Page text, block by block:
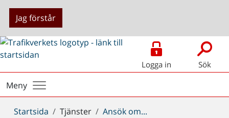
Jag förstår
Logga in Sök
Meny
Du
Startsida Tjänster
Ansök om...